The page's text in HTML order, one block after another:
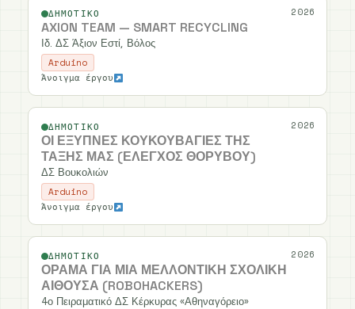
2026
ΔΗΜΟΤΙΚΌ
AXION TEAM — SMART RECYCLING
Ιδ. ΔΣ Άξιον Εστί, Βόλος
Arduino
Άνοιγμα έργου
2026
ΔΗΜΟΤΙΚΌ
ΟΙ ΈΞΥΠΝΕΣ ΚΟΥΚΟΥΒΆΓΙΕΣ ΤΗΣ
ΤΆΞΗΣ ΜΑΣ (ΈΛΕΓΧΟΣ ΘΟΡΎΒΟΥ)
ΔΣ Βουκολιών
Arduino
Άνοιγμα έργου
2026
ΔΗΜΟΤΙΚΌ
ΌΡΑΜΑ ΓΙΑ ΜΙΑ ΜΕΛΛΟΝΤΙΚΉ ΣΧΟΛΙΚΉ
ΑΊΘΟΥΣΑ (ROBOHACKERS)
4ο Πειραματικό ΔΣ Κέρκυρας «Αθηναγόρειο»